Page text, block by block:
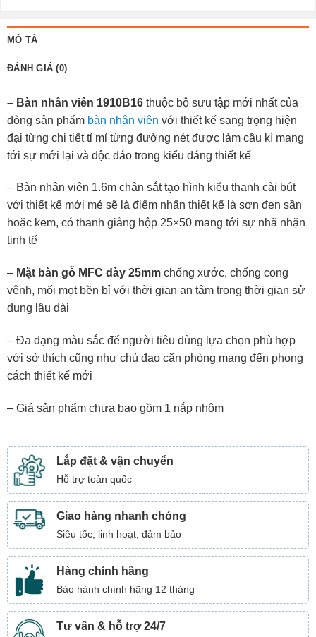
MÔ TẢ
ĐÁNH GIÁ (0)
– Bàn nhân viên 1910B16 thuộc bộ sưu tập mới nhất của
dòng sản phẩm bàn nhân viên với thiết kế sang trọng hiện
đại từng chi tiết tỉ mỉ từng đường nét được làm cầu kì mang
tới sự mới lại và độc đáo trong kiểu dáng thiết kế
– Bàn nhân viên 1.6m chân sắt tạo hình kiểu thanh cài bút
với thiết kế mới mẻ sẽ là điểm nhấn thiết kế là sơn đen sần
hoặc kem, có thanh giằng hộp 25×50 mang tới sự nhã nhặn
tinh tế
– Mặt bàn gỗ MFC dày 25mm chống xước, chống cong
vênh, mối mọt bền bỉ với thời gian an tâm trong thời gian sử
dụng lâu dài
– Đa dạng màu sắc để người tiêu dùng lựa chọn phù hợp
với sở thích cũng như chủ đạo căn phòng mang đến phong
cách thiết kế mới
– Giá sản phẩm chưa bao gồm 1 nắp nhôm
Lắp đặt & vận chuyển
Hỗ trợ toàn quốc
Giao hàng nhanh chóng
Siêu tốc, linh hoạt, đảm bảo
Hàng chính hãng
Bảo hành chính hãng 12 tháng
Tư vấn & hỗ trợ 24/7